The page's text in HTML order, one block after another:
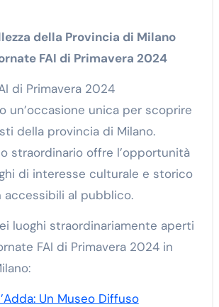
FAI di Primavera 2024
di Primavera 2024
un’occasione unica per scoprire
della provincia di Milano.
straordinario offre l’opportunità
di interesse culturale e storico
accessibili al pubblico.
luoghi straordinariamente aperti
FAI di Primavera 2024 in
Un Museo Diffuso